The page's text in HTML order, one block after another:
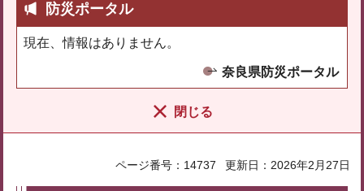
防災ポータル
現在、情報はありません。
奈良県防災ポータル
閉じる
ページ番号：14737 更新日：2026年2月27日